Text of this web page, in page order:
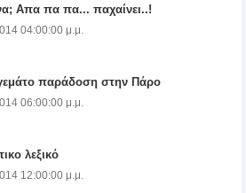
Απα πα πα... παχαίνει..!
04:00:00 μ.μ.
παράδοση στην Πάρο
06:00:00 μ.μ.
λεξικό
12:00:00 μ.μ.